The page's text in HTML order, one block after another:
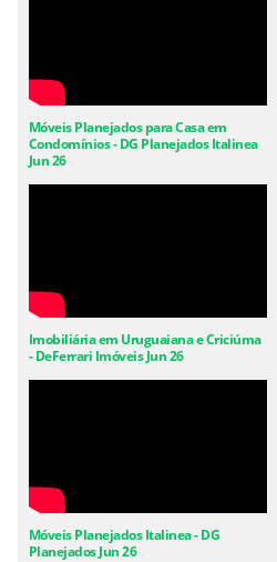
Móveis Planejados para Casa em
Condomínios - DG Planejados Italinea
Jun 26
Imobiliária em Uruguaiana e Criciúma
- DeFerrari Imóveis Jun 26
Móveis Planejados Italinea - DG
Planejados Jun 26